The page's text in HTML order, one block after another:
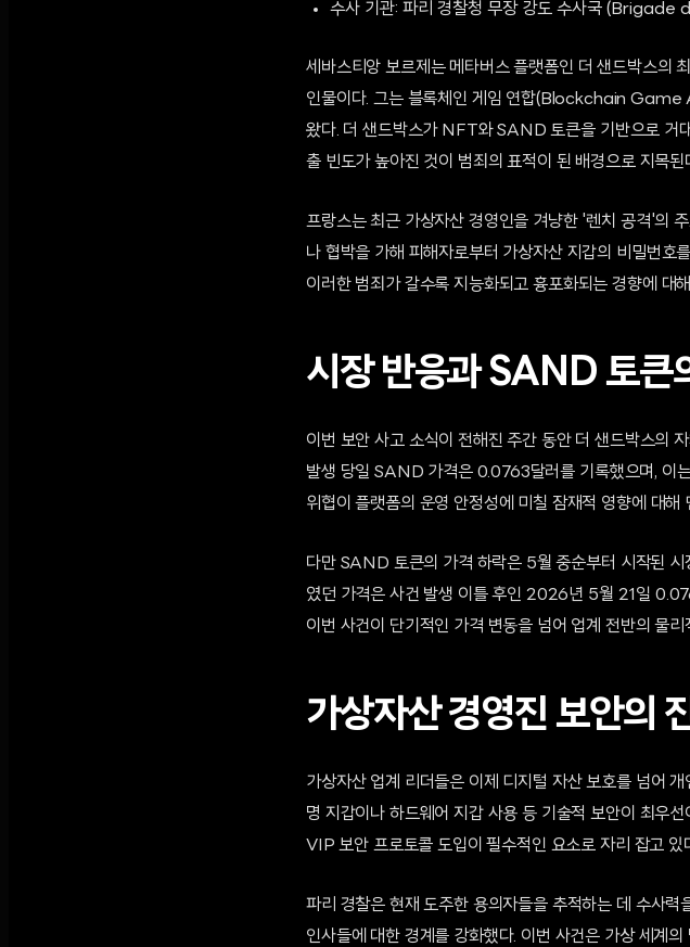
수사 기관: 파리 경찰청 무장 강도 수사국
세바스티앙 보르제는 메타버스 플랫폼인 더 샌드박스의
인물이다. 그는 블록체인 게임 연합(Blockchain Game
왔다. 더 샌드박스가 NFT와 SAND 토큰을 기반으로 거
출 빈도가 높아진 것이 범죄의 표적이 된 배경으로 지목된
프랑스는 최근 가상자산 경영인을 겨냥한 '렌치 공격'의
나 협박을 가해 피해자로부터 가상자산 지갑의 비밀번호
이러한 범죄가 갈수록 지능화되고 흉포화되는 경향에 대
시장 반응과 SAND 토큰
이번 보안 사고 소식이 전해진 주간 동안 더 샌드박스
발생 당일 SAND 가격은 0.0763달러를 기록했으며, 이
위협이 플랫폼의 운영 안정성에 미칠 잠재적 영향에 대해
다만 SAND 토큰의 가격 하락은 5월 중순부터 시작된
였던 가격은 사건 발생 이틀 후인 2026년 5월 21일
이번 사건이 단기적인 가격 변동을 넘어 업계 전반의 물
가상자산 경영진 보안의
가상자산 업계 리더들은 이제 디지털 자산 보호를 넘어
명 지갑이나 하드웨어 지갑 사용 등 기술적 보안이 최우
VIP 보안 프로토콜 도입이 필수적인 요소로 자리 잡고 있
파리 경찰은 현재 도주한 용의자들을 추적하는 데 수사
인사들에 대한 경계를 강화했다. 이번 사건은 가상 세계